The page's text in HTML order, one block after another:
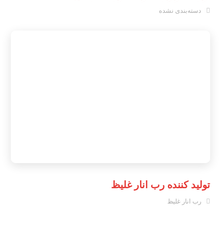
دسته‌بندی نشده
تولید کننده رب انار غلیظ
رب انار غلیظ